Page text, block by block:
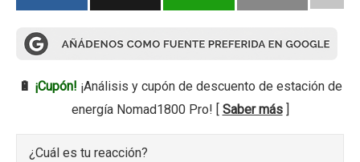
🔋 ¡Cupón! ¡Análisis y cupón de descuento de estación de
energía Nomad1800 Pro! [ Saber más]
¿Cuál es tu reacción?